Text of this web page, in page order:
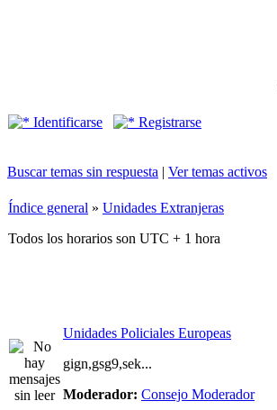
Identificarse
Registrarse
Buscar temas sin respuesta | Ver temas activos
Índice general » Unidades Extranjeras
Todos los horarios son UTC + 1 hora
Unidades Policiales Europeas
gign,gsg9,sek...
Moderador: Consejo Moderador